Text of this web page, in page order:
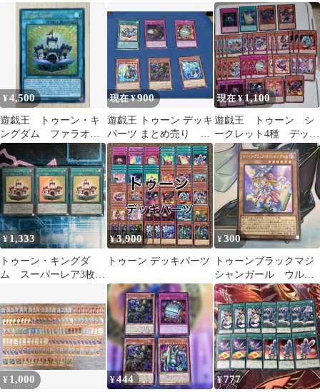
ズ･トゥーン・アルティ
メットドラゴン シー
クレット/シク
セット
¥4,500
遊戯王 トゥーン・キ
ングダム ファラオズ
ウルトラ スペイン語
現在 ¥900
遊戯王 トゥーン デッキ
パーツ まとめ売り 完
全なる世界 トゥーン・
ワールド
現在 ¥ 1,100
遊戯王 トゥーン シ
ークレット4種 デッキ
パーツ
¥ 1,333
トゥーン・キングダ
ム スーパーレア3枚セ
¥3,900
トゥーン デッキパーツ
¥300
トゥーンブラックマジ
シャンガール ウルト
ラレア 新テキスト
QCLP
¥ 1,000 ¥444 ¥777